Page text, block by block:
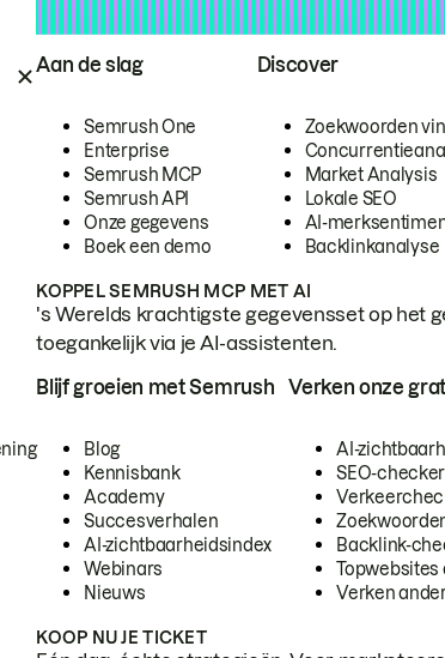
Aan de slag
Semrush One
Enterprise
Semrush MCP
Semrush API
Onze gegevens
Boek een demo
Discover
Zoekwoorden
Market Analysis
Lokale SEO
AI-
Backlinkanalyse
KOPPEL SEMRUSH MCP MET AI
's Werelds krachtigste gegevensset op het
toegankelijk via je AI-assistenten.
Blijf groeien met Semrush
Blog
Kennisbank
Academy
Succesverhalen
AI-zichtbaarheidsindex
Webinars
Nieuws
Verken onze
AI-
SEO-checker
Backlink-
Topwebsites
Verken
KOOP NU JE TICKET